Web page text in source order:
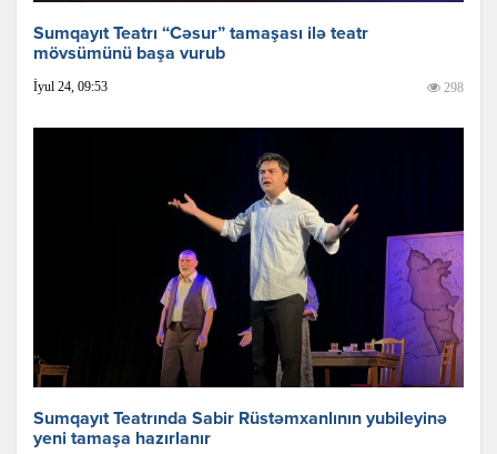
Sumqayıt Teatrı “Cəsur” tamaşası ilə teatr
mövsümünü başa vurub
İyul 24, 09:53 298
Sumqayıt Teatrında Sabir Rüstəmxanlının yubileyinə
yeni tamaşa hazırlanır